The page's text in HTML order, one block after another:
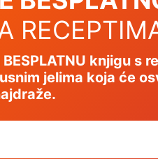
knjigu s
jelima koja će